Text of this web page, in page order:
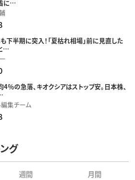
に…
下半期に突入！「夏枯れ相場」前に見直した
…
4％の急落、キオクシアはストップ安。日本株、
編集チーム
グ
週間 月間